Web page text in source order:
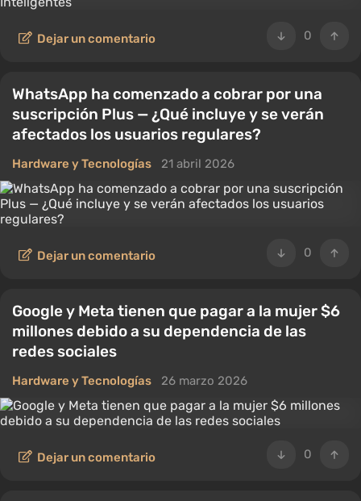
0
Dejar un comentario
WhatsApp ha comenzado a cobrar por una
suscripción Plus — ¿Qué incluye y se verán
afectados los usuarios regulares?
Hardware y Tecnologías 21 abril 2026
0
Dejar un comentario
Google y Meta tienen que pagar a la mujer $6
millones debido a su dependencia de las
redes sociales
Hardware y Tecnologías 26 marzo 2026
0
Dejar un comentario